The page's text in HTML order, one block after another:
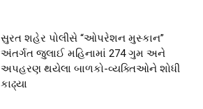
સુરત શહેર પોલીસે “ઓપરેશન મુસ્કાન”
અંતર્ગત જુલાઈ મહિનામાં 274 ગુમ અને
અપહરણ થયેલા બાળકો-વ્યક્તિઓને શોધી
કાઢ્યા